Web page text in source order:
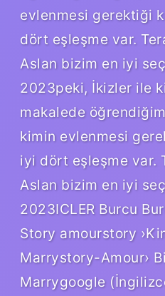
evlenmesi gerektiği
dört eşleşme var.
Aslan bizim en iyi
2023peki, İkizler ile
makalede
kimin evlenmesi
iyi dört eşleşme var.
Aslan bizim en iyi
2023ICLER Burcu
Story amourstory
Marrystory-Amour›
Marrygoogle